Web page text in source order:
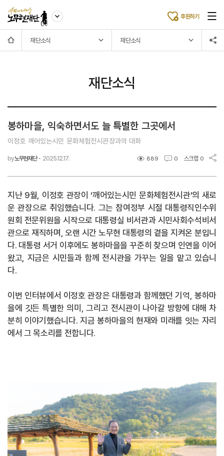
후원하기
재단소식 재단소식
재단소식
봉하마을, 익숙하면서도 늘 특별한 그곳에서
이정호 깨어있는시민 문화체험전시관장과의 대화
by노무현재단 · 2025.12.17. 889 0 스크랩 0
지난 9월, 이정호 관장이 ‘깨어있는시민 문화체험전시관’의 새로
운 관장으로 취임했습니다. 그는 참여정부 시절 대통령직인수위
원회 전문위원을 시작으로 대통령실 비서관과 시민사회수석비서
관으로 재직하며, 오랜 시간 노무현 대통령의 곁을 지켜온 분입니
다. 대통령 서거 이후에도 봉하마을을 꾸준히 찾으며 인연을 이어
왔고, 지금은 시민들과 함께 전시관을 가꾸는 일을 맡고 있습니
다.
이번 인터뷰에서 이정호 관장은 대통령과 함께했던 기억, 봉하마
을에 깃든 특별한 의미, 그리고 전시관이 나아갈 방향에 대해 차
분히 이야기했습니다. 지금 봉하마을의 현재와 미래를 잇는 자리
에서 그 목소리를 전합니다.